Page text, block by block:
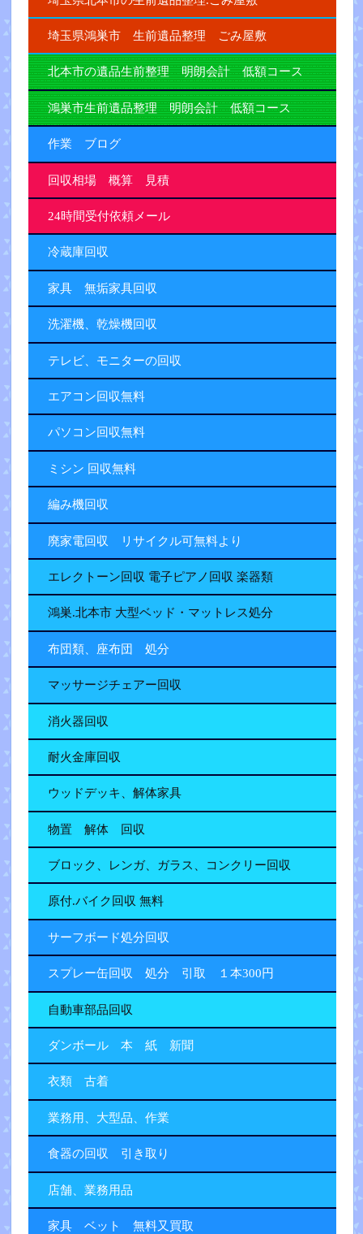
埼玉県鴻巣市 生前遺品整理 ごみ屋敷
北本市の遺品生前整理 明朗会計 低額コース
鴻巣市生前遺品整理 明朗会計 低額コース
作業 ブログ
回収相場 概算 見積
24時間受付依頼メール
冷蔵庫回収
家具 無垢家具回収
洗濯機、乾燥機回収
テレビ、モニターの回収
エアコン回収無料
パソコン回収無料
ミシン 回収無料
編み機回収
廃家電回収 リサイクル可無料より
エレクトーン回収 電子ピアノ回収 楽器類
鴻巣.北本市 大型ベッド・マットレス処分
布団類、座布団 処分
マッサージチェアー回収
消火器回収
耐火金庫回収
ウッドデッキ、解体家具
物置 解体 回収
ブロック、レンガ、ガラス、コンクリー回収
原付.バイク回収 無料
サーフボード処分回収
スプレー缶回収 処分 引取 １本300円
自動車部品回収
ダンボール 本 紙 新聞
衣類 古着
業務用、大型品、作業
食器の回収 引き取り
店舗、業務用品
家具 ベット 無料又買取